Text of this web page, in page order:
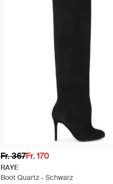
Fr. 367Fr. 170
RAYE
Boot Quartz - Schwarz